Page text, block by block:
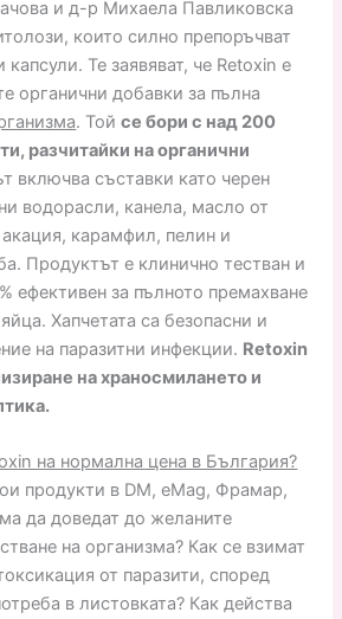
и д-р Михаела Павликовска
които силно препоръчват
Те заявяват, че Retoxin е
органични добавки за пълна
. Тойсе бори с над 200
разчитайки на органични
включва съставки като черен
водорасли, канела, масло от
карамфил, пелин и
Продуктът е клинично тестван и
ефективен за пълното премахване
Хапчетата са безопасни и
на паразитни инфекции. Retoxin
на храносмилането и
на нормална цена в България?
продукти в DM, eMag, Фрамар,
да доведат до желаните
на организма? Как се взимат
от паразити, според
в листовката? Как действа